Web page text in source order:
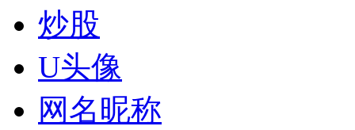
炒股
U头像
网名昵称